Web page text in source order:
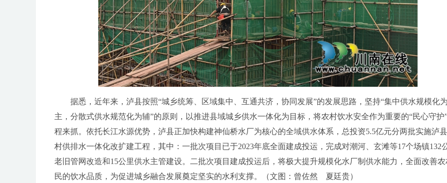
据悉，近年来，泸县按照“城乡统筹、区域集中、互通共济，协同发展”的发展思路，坚持“集中供水规模化
主，分散式供水规范化为辅”的原则，以推进县域城乡供水一体化为目标，将农村饮水安全作为重要的“民心守护
程来抓。依托长江水源优势，泸县正加快构建神仙桥水厂为核心的全域供水体系，总投资5.5亿元分两批实施泸
村供排水一体化改扩建工程，其中：一批次项目已于2023年底全面建成投运，完成对潮河、玄滩等17个场镇132
老旧管网改造和15公里供水主管建设。二批次项目建成投运后，将极大提升规模化水厂制供水能力，全面改善
民的饮水品质，为促进城乡融合发展奠定坚实的水利支撑。
（文图：曾佐然 夏廷贵）